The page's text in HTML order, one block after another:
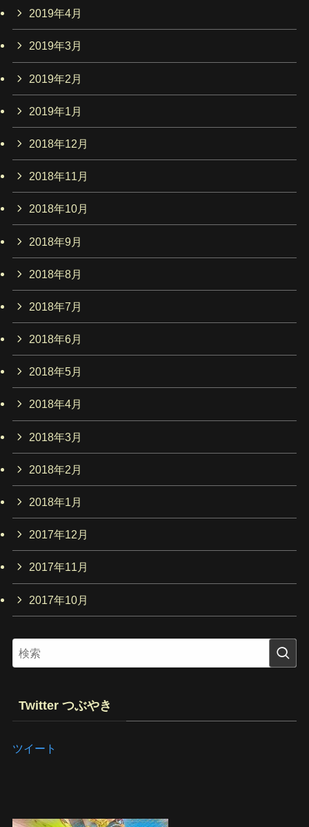
2019年4月
2019年3月
2019年2月
2019年1月
2018年12月
2018年11月
2018年10月
2018年9月
2018年8月
2018年7月
2018年6月
2018年5月
2018年4月
2018年3月
2018年2月
2018年1月
2017年12月
2017年11月
2017年10月
Twitter つぶやき
ツイート